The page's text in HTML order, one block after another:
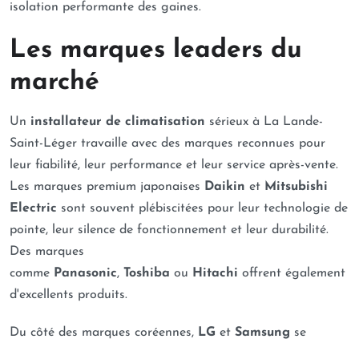
isolation performante des gaines.
Les marques leaders du
marché
Un installateur de climatisation sérieux à La Lande-
Saint-Léger travaille avec des marques reconnues pour
leur fiabilité, leur performance et leur service après-vente.
Les marques premium japonaises Daikin et Mitsubishi
Electric sont souvent plébiscitées pour leur technologie de
pointe, leur silence de fonctionnement et leur durabilité.
Des marques
comme Panasonic, Toshiba ou Hitachi offrent également
d'excellents produits.
Du côté des marques coréennes, LG et Samsung se